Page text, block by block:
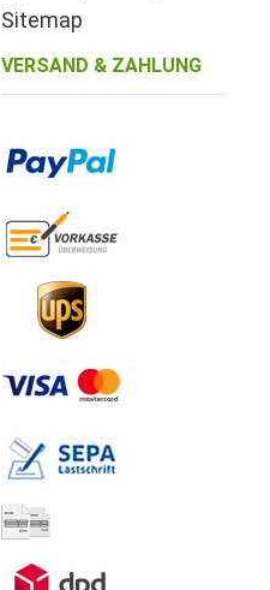
Sitemap
VERSAND & ZAHLUNG